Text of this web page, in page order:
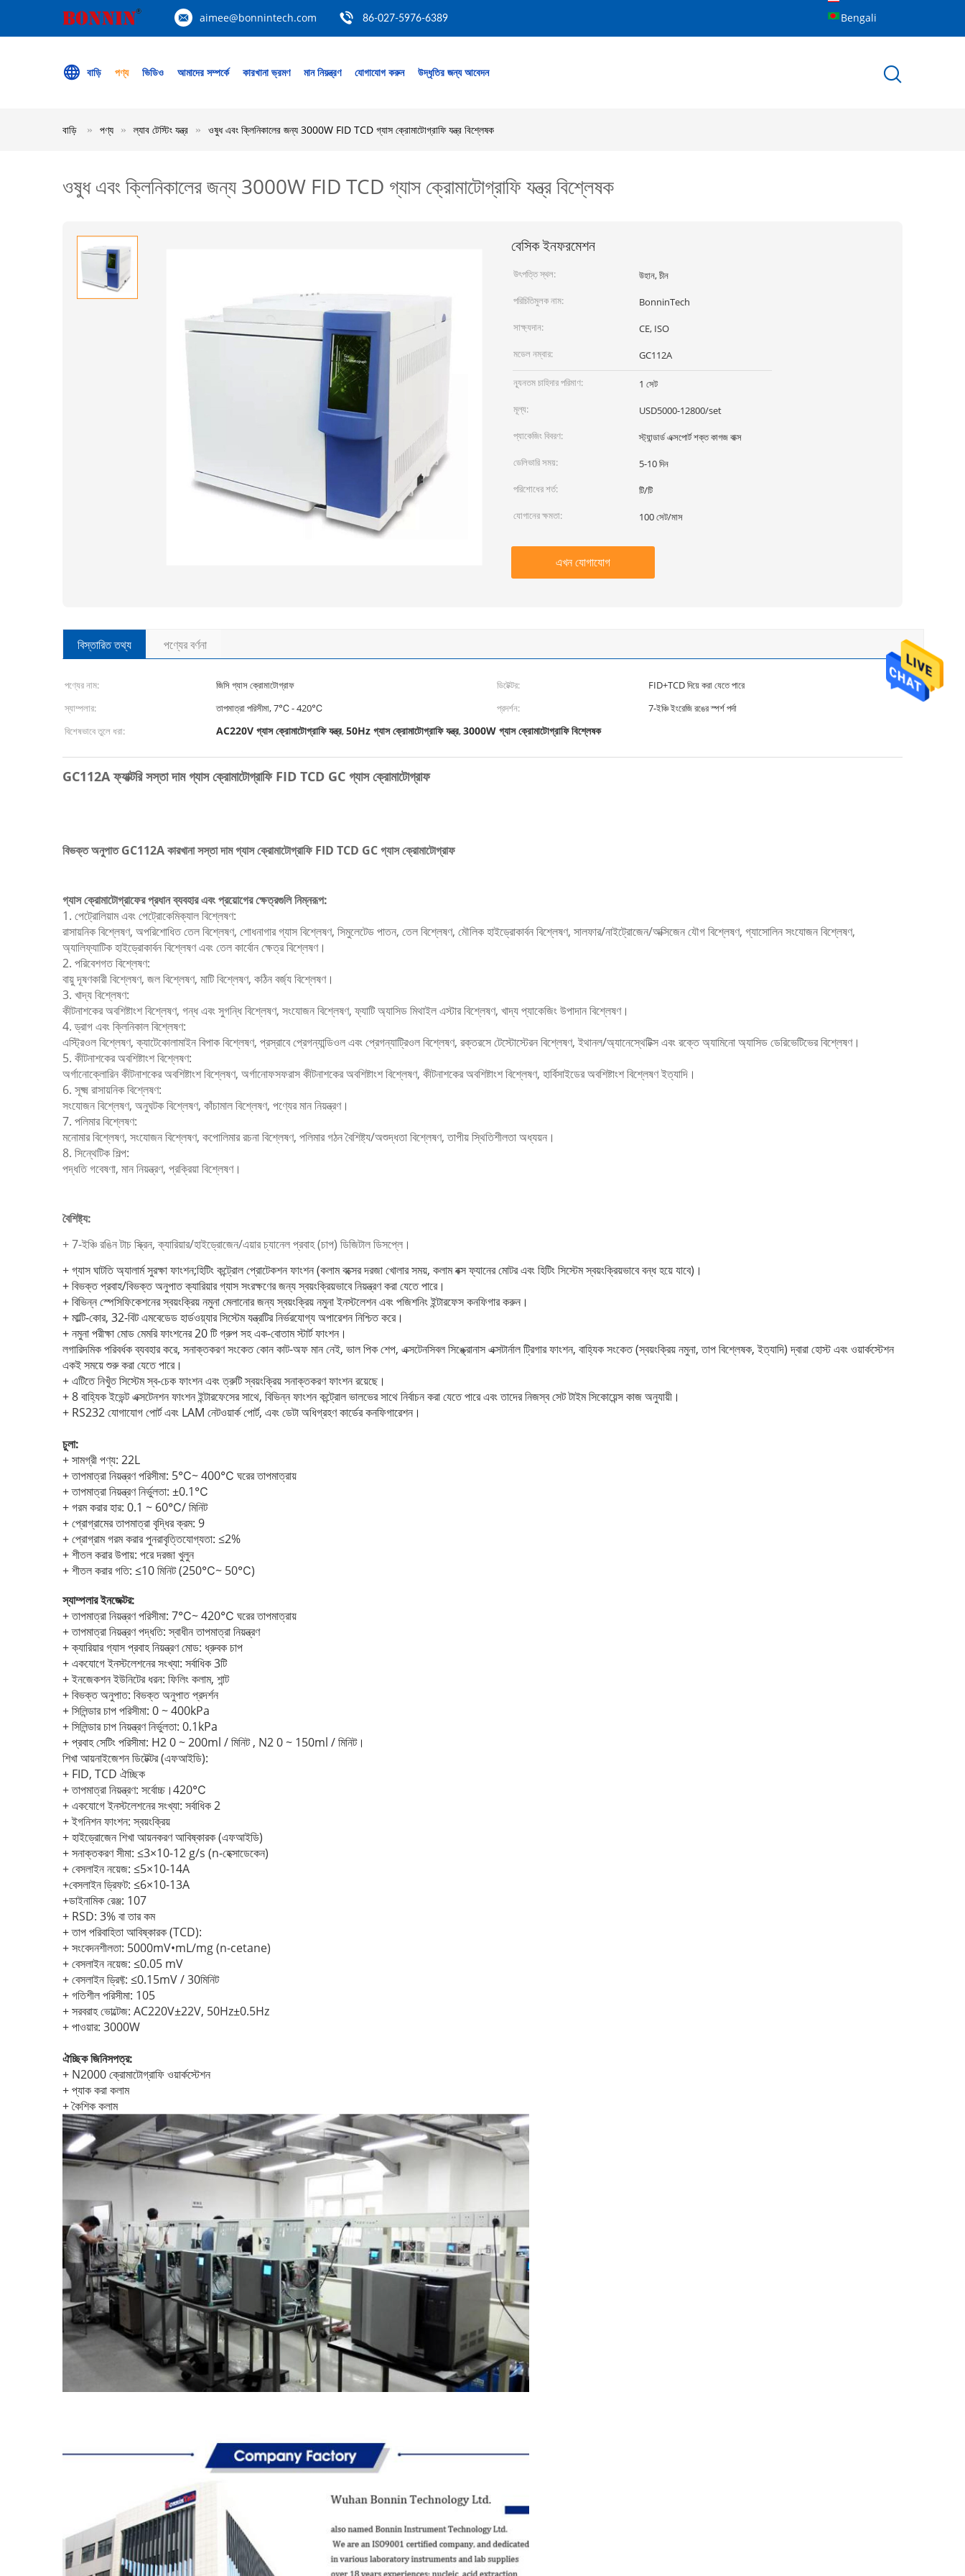
aimee@bonnintech.com 86-027-5976-6389 Bengali
বাড়ি পণ্য ভিডিও আমাদের সম্পর্কে কারখানা ভ্রমণ মান নিয়ন্ত্রণ যোগাযোগ করুন উদ্ধৃতির জন্য আবেদন
বাড়ি পণ্য ল্যাব টেস্টিং যন্ত্র ওষুধ এবং ক্লিনিকালের জন্য 3000W FID TCD গ্যাস ক্রোমাটোগ্রাফি যন্ত্র বিশ্লেষক
ওষুধ এবং ক্লিনিকালের জন্য 3000W FID TCD গ্যাস ক্রোমাটোগ্রাফি যন্ত্র বিশ্লেষক
বেসিক ইনফরমেশন
উৎপত্তি স্থল:
উহান, চীন
পরিচিতিমুলক নাম:
BonninTech
সাক্ষ্যদান:
CE, ISO
মডেল নম্বার:
GC112A
ন্যূনতম চাহিদার পরিমাণ:
1 সেট
মূল্য:
USD5000-12800/set
প্যাকেজিং বিবরণ:
স্ট্যান্ডার্ড এক্সপোর্ট শক্ত কাগজ বাক্স
ডেলিভারি সময়:
5-10 দিন
পরিশোধের শর্ত:
টি/টি
যোগানের ক্ষমতা:
100 সেট/মাস
এখন যোগাযোগ
বিস্তারিত তথ্য পণ্যের বর্ণনা
পণ্যের নাম: জিসি গ্যাস ক্রোমাটোগ্রাফ ডিটেক্টর:
FID+TCD দিয়ে করা যেতে পারে
স্যাম্পলার:
তাপমাত্রা পরিসীমা, 7℃ - 420℃ প্রদর্শন:
7-ইঞ্চি ইংরেজি রঙের স্পর্শ পর্দা
বিশেষভাবে তুলে ধরা:
AC220V গ্যাস ক্রোমাটোগ্রাফি যন্ত্র,50Hz গ্যাস ক্রোমাটোগ্রাফি যন্ত্র,3000W গ্যাস ক্রোমাটোগ্রাফি বিশ্লেষক
GC112A ফ্যাক্টরি সস্তা দাম গ্যাস ক্রোমাটোগ্রাফি FID TCD GC গ্যাস ক্রোমাটোগ্রাফ
বিভক্ত অনুপাত GC112A কারখানা সস্তা দাম গ্যাস ক্রোমাটোগ্রাফি FID TCD GC গ্যাস ক্রোমাটোগ্রাফ
গ্যাস ক্রোমাটোগ্রাফের প্রধান ব্যবহার এবং প্রয়োগের ক্ষেত্রগুলি নিম্নরূপ:
1. পেট্রোলিয়াম এবং পেট্রোকেমিক্যাল বিশ্লেষণ:
রাসায়নিক বিশ্লেষণ, অপরিশোধিত তেল বিশ্লেষণ, শোধনাগার গ্যাস বিশ্লেষণ, সিমুলেটেড পাতন, তেল বিশ্লেষণ, মৌলিক হাইড্রোকার্বন বিশ্লেষণ, সালফার/নাইট্রোজেন/অক্সিজেন যৌগ বিশ্লেষণ, গ্যাসোলিন সংযোজন বিশ্লেষণ,
অ্যালিফ্যাটিক হাইড্রোকার্বন বিশ্লেষণ এবং তেল কার্বোন ক্ষেত্র বিশ্লেষণ।
2. পরিবেশগত বিশ্লেষণ:
বায়ু দূষণকারী বিশ্লেষণ, জল বিশ্লেষণ, মাটি বিশ্লেষণ, কঠিন বর্জ্য বিশ্লেষণ।
3. খাদ্য বিশ্লেষণ:
কীটনাশকের অবশিষ্টাংশ বিশ্লেষণ, গন্ধ এবং সুগন্ধি বিশ্লেষণ, সংযোজন বিশ্লেষণ, ফ্যাটি অ্যাসিড মিথাইল এস্টার বিশ্লেষণ, খাদ্য প্যাকেজিং উপাদান বিশ্লেষণ।
4. ড্রাগ এবং ক্লিনিকাল বিশ্লেষণ:
এস্ট্রিওল বিশ্লেষণ, ক্যাটেকোলামাইন বিপাক বিশ্লেষণ, প্রস্রাবে প্রেগন্যান্ডিওল এবং প্রেগন্যাট্রিওল বিশ্লেষণ, রক্তরসে টেস্টোস্টেরন বিশ্লেষণ, ইথানল/অ্যানেস্থেটিক্স এবং রক্তে অ্যামিনো অ্যাসিড ডেরিভেটিভের বিশ্লেষণ।
5. কীটনাশকের অবশিষ্টাংশ বিশ্লেষণ:
অর্গানোক্লোরিন কীটনাশকের অবশিষ্টাংশ বিশ্লেষণ, অর্গানোফসফরাস কীটনাশকের অবশিষ্টাংশ বিশ্লেষণ, কীটনাশকের অবশিষ্টাংশ বিশ্লেষণ, হার্বিসাইডের অবশিষ্টাংশ বিশ্লেষণ ইত্যাদি।
6. সূক্ষ্ম রাসায়নিক বিশ্লেষণ:
সংযোজন বিশ্লেষণ, অনুঘটক বিশ্লেষণ, কাঁচামাল বিশ্লেষণ, পণ্যের মান নিয়ন্ত্রণ।
7. পলিমার বিশ্লেষণ:
মনোমার বিশ্লেষণ, সংযোজন বিশ্লেষণ, কপোলিমার রচনা বিশ্লেষণ, পলিমার গঠন বৈশিষ্ট্য/অশুদ্ধতা বিশ্লেষণ, তাপীয় স্থিতিশীলতা অধ্যয়ন।
8. সিন্থেটিক শিল্প:
পদ্ধতি গবেষণা, মান নিয়ন্ত্রণ, প্রক্রিয়া বিশ্লেষণ।
বৈশিষ্ট্য:
+ 7-ইঞ্চি রঙিন টাচ স্ক্রিন, ক্যারিয়ার/হাইড্রোজেন/এয়ার চ্যানেল প্রবাহ (চাপ) ডিজিটাল ডিসপ্লে।
+ গ্যাস ঘাটতি অ্যালার্ম সুরক্ষা ফাংশন;হিটিং কন্ট্রোল প্রোটেকশন ফাংশন (কলাম বক্সের দরজা খোলার সময়, কলাম বক্স ফ্যানের মোটর এবং হিটিং সিস্টেম স্বয়ংক্রিয়ভাবে বন্ধ হয়ে যাবে)।
+ বিভক্ত প্রবাহ/বিভক্ত অনুপাত ক্যারিয়ার গ্যাস সংরক্ষণের জন্য স্বয়ংক্রিয়ভাবে নিয়ন্ত্রণ করা যেতে পারে।
+ বিভিন্ন স্পেসিফিকেশনের স্বয়ংক্রিয় নমুনা মেলানোর জন্য স্বয়ংক্রিয় নমুনা ইনস্টলেশন এবং পজিশনিং ইন্টারফেস কনফিগার করুন।
+ মাল্টি-কোর, 32-বিট এমবেডেড হার্ডওয়্যার সিস্টেম যন্ত্রটির নির্ভরযোগ্য অপারেশন নিশ্চিত করে।
+ নমুনা পরীক্ষা মোড মেমরি ফাংশনের 20 টি গ্রুপ সহ এক-বোতাম স্টার্ট ফাংশন।
লগারিদমিক পরিবর্ধক ব্যবহার করে, সনাক্তকরণ সংকেত কোন কাট-অফ মান নেই, ভাল পিক শেপ, এক্সটেনসিবল সিঙ্ক্রোনাস এক্সটার্নাল ট্রিগার ফাংশন, বাহ্যিক সংকেত (স্বয়ংক্রিয় নমুনা, তাপ বিশ্লেষক, ইত্যাদি) দ্বারা হোস্ট এবং ওয়ার্কস্টেশন
একই সময়ে শুরু করা যেতে পারে।
+ এটিতে নিখুঁত সিস্টেম স্ব-চেক ফাংশন এবং ত্রুটি স্বয়ংক্রিয় সনাক্তকরণ ফাংশন রয়েছে।
+ 8 বাহ্যিক ইভেন্ট এক্সটেনশন ফাংশন ইন্টারফেসের সাথে, বিভিন্ন ফাংশন কন্ট্রোল ভালভের সাথে নির্বাচন করা যেতে পারে এবং তাদের নিজস্ব সেট টাইম সিকোয়েন্স কাজ অনুযায়ী।
+ RS232 যোগাযোগ পোর্ট এবং LAM নেটওয়ার্ক পোর্ট, এবং ডেটা অধিগ্রহণ কার্ডের কনফিগারেশন।
চুলা:
+ সামগ্রী পণ্য: 22L
+ তাপমাত্রা নিয়ন্ত্রণ পরিসীমা: 5℃~ 400℃ ঘরের তাপমাত্রায়
+ তাপমাত্রা নিয়ন্ত্রণ নির্ভুলতা: ±0.1℃
+ গরম করার হার: 0.1 ~ 60℃/ মিনিট
+ প্রোগ্রামের তাপমাত্রা বৃদ্ধির ক্রম: 9
+ প্রোগ্রাম গরম করার পুনরাবৃত্তিযোগ্যতা: ≤2%
+ শীতল করার উপায়: পরে দরজা খুলুন
+ শীতল করার গতি: ≤10 মিনিট (250℃~ 50℃)
স্যাম্পলার ইনজেক্টর:
+ তাপমাত্রা নিয়ন্ত্রণ পরিসীমা: 7℃~ 420℃ ঘরের তাপমাত্রায়
+ তাপমাত্রা নিয়ন্ত্রণ পদ্ধতি: স্বাধীন তাপমাত্রা নিয়ন্ত্রণ
+ ক্যারিয়ার গ্যাস প্রবাহ নিয়ন্ত্রণ মোড: ধ্রুবক চাপ
+ একযোগে ইনস্টলেশনের সংখ্যা: সর্বাধিক 3টি
+ ইনজেকশন ইউনিটের ধরন: ফিলিং কলাম, শান্ট
+ বিভক্ত অনুপাত: বিভক্ত অনুপাত প্রদর্শন
+ সিলিন্ডার চাপ পরিসীমা: 0 ~ 400kPa
+ সিলিন্ডার চাপ নিয়ন্ত্রণ নির্ভুলতা: 0.1kPa
+ প্রবাহ সেটিং পরিসীমা: H2 0 ~ 200ml / মিনিট , N2 0 ~ 150ml / মিনিট।
শিখা আয়নাইজেশন ডিটেক্টর (এফআইডি):
+ FID, TCD ঐচ্ছিক
+ তাপমাত্রা নিয়ন্ত্রণ: সর্বোচ্চ।420℃
+ একযোগে ইনস্টলেশনের সংখ্যা: সর্বাধিক 2
+ ইগনিশন ফাংশন: স্বয়ংক্রিয়
+ হাইড্রোজেন শিখা আয়নকরণ আবিষ্কারক (এফআইডি)
+ সনাক্তকরণ সীমা: ≤3×10-12 g/s (n-হেক্সাডেকেন)
+ বেসলাইন নয়েজ: ≤5×10-14A
+বেসলাইন ড্রিফট: ≤6×10-13A
+ডাইনামিক রেঞ্জ: 107
+ RSD: 3% বা তার কম
+ তাপ পরিবাহিতা আবিষ্কারক (TCD):
+ সংবেদনশীলতা: 5000mV•mL/mg (n-cetane)
+ বেসলাইন নয়েজ: ≤0.05 mV
+ বেসলাইন ড্রিফ্ট: ≤0.15mV / 30মিনিট
+ গতিশীল পরিসীমা: 105
+ সরবরাহ ভোল্টেজ: AC220V±22V, 50Hz±0.5Hz
+ পাওয়ার: 3000W
ঐচ্ছিক জিনিসপত্র:
+ N2000 ক্রোমাটোগ্রাফি ওয়ার্কস্টেশন
+ প্যাক করা কলাম
+ কৈশিক কলাম